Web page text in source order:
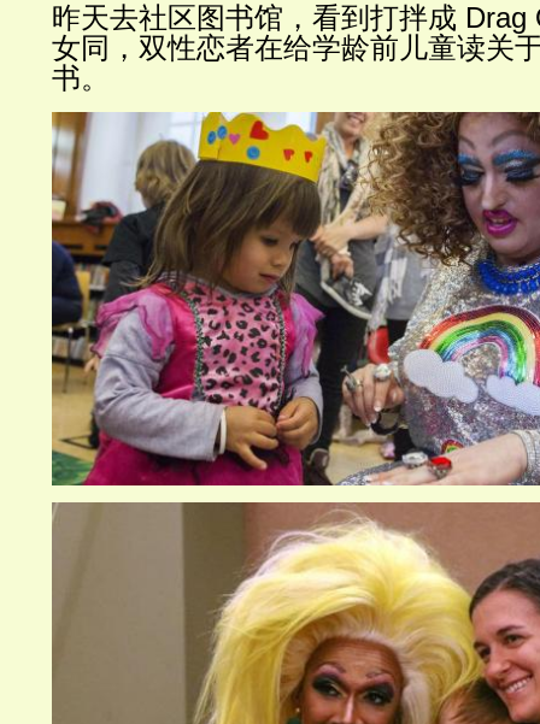
昨天去社区图书馆，看到打拌成 Drag
女同，双性恋者在给学龄前儿童读关
书。